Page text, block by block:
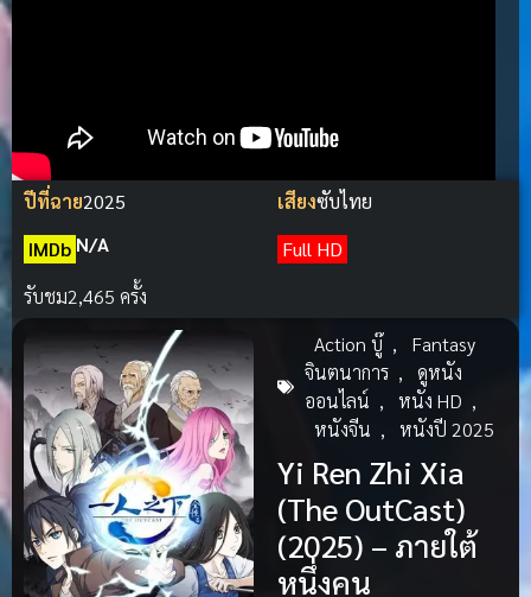
ปีที่ฉาย2025 เสียงซับไทย
IMDb N/A
Full HD
รับชม2,465 ครั้ง
Action บู๊ ,
Fantasy
จินตนาการ ,
ดูหนัง
ออนไลน์ , หนัง HD ,
หนังจีน , หนังปี 2025
Yi Ren Zhi Xia
(The OutCast)
(2025) – ภายใต้
หนึ่งคน